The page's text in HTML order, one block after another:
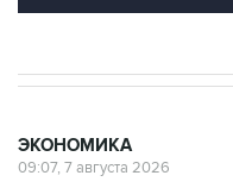
ЭКОНОМИКА
09:07, 7 августа 2026